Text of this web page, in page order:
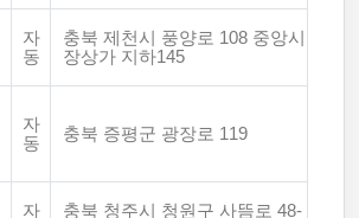
자
동
충북 제천시 풍양로 108 중앙시
장상가 지하145
자
동
충북 증평군 광장로 119
자
충북 청주시 청원구 사뜸로 48-